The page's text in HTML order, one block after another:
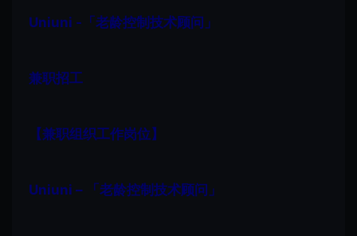
Uniuni -「老龄控制技术顾问」
兼职招工
【兼职组织工作岗位】
Uniuni – 「老龄控制技术顾问」